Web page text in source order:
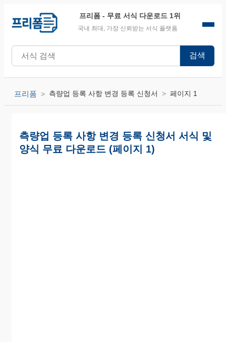
프리폼 - 무료 서식 다운로드 1위
국내 최대, 가장 신뢰받는 서식 플랫폼
검색
프리폼 측량업 등록 사항 변경 등록 신청서 페이지 1
측량업 등록 사항 변경 등록 신청서 서식 및
양식 무료 다운로드 (페이지 1)